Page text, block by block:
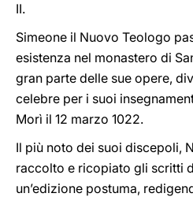
II.
Simeone il Nuovo Teologo
esistenza nel monastero di
gran parte delle sue opere,
celebre per i suoi
Morì il 12 marzo 1022.
Il più noto dei suoi discepoli,
raccolto e ricopiato gli scritti
un’edizione postuma,